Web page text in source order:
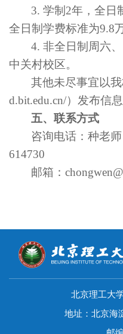
3. 学制 2年，全日
全日制学费标准为9.8
4. 非全日制周六
中关村校区。
其他未尽事宜以
d.bit.edu.cn/）发布信息
五、联系方式
咨询电话：种老师
614730
邮箱：
北京理工大
地址：北京海